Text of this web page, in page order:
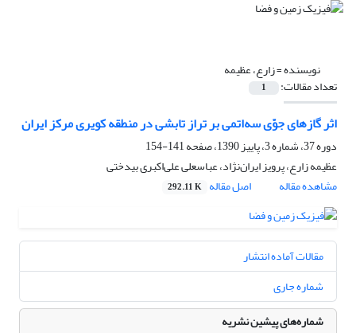
نویسنده =زارع، عظیمه
تعداد مقالات: 1
اثر گازهای جوّی سه‌اتمی ‌بر تراز تابشی در منطقه کویری مرکز ایران
دوره 37، شماره 3، پاییز 1390، صفحه
141-154
عظیمه زارع، پرویز ایران‌نژاد، عباسعلی علی‌اکبری بیدختی
مشاهده مقاله
اصل مقاله 292.11 K
مقالات آماده انتشار
شماره جاری
شماره‌های پیشین نشریه